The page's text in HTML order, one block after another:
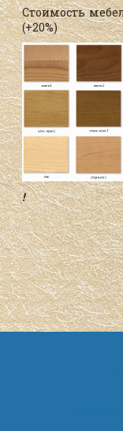
Стоимость
(+20%)
!